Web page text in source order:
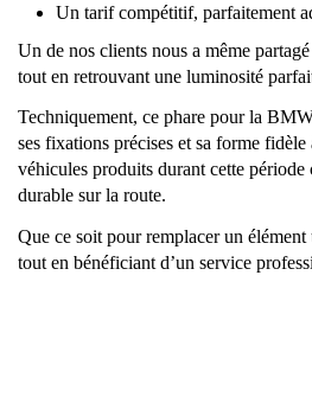
Un tarif compétitif, parfaitement
Un de nos clients nous a même
tout en retrouvant une luminosité
Techniquement, ce phare pour la
ses fixations précises et sa forme
véhicules produits durant cette
durable sur la route.
Que ce soit pour remplacer un
tout en bénéficiant d’un service